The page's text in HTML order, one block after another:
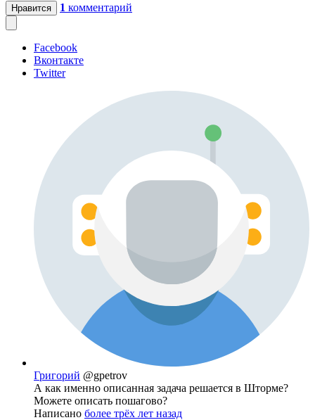
Нравится 1 комментарий
Facebook
Вконтакте
Twitter
Григорий @gpetrov
А как именно описанная задача решается в Шторме?
Можете описать пошагово?
Написано более трёх лет назад